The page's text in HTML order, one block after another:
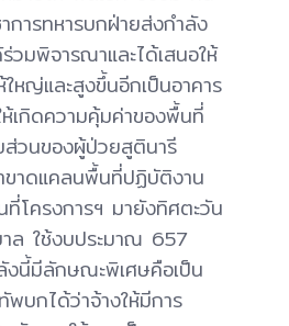
ารทหารบกฝ่ายส่งกำลัง
วมพิจารณาและได้เสนอให้
หญ่และสูงขึ้นอีกเป็นอาคาร
เกิดความคุ้มค่าของพื้นที่
ส่วนของผู้ป่วยสูตินารี
ขาดแคลนพื้นที่ปฏิบัติงาน
โครงการฯ มายังทิศตะวัน
ล ใช้งบประมาณ 657
งนี้มีลักษณะพิเศษคือเป็น
พบกได้ว่าจ้างให้มีการ